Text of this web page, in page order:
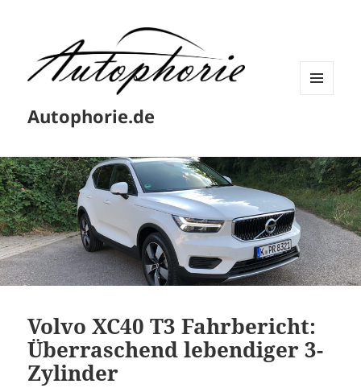
Autophorie.de
Volvo XC40 T3 Fahrbericht:
Überraschend lebendiger 3-
Zylinder